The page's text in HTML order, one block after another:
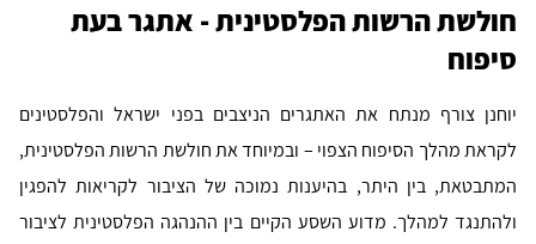
חולשת הרשות הפלסטינית - אתגר בעת
סיפוח
יוחנן צורף מנתח את האתגרים הניצבים בפני ישראל והפלסטינים
לקראת מהלך הסיפוח הצפוי – ובמיוחד את חולשת הרשות הפלסטינית,
המתבטאת, בין היתר, בהיענות נמוכה של הציבור לקריאות להפגין
ולהתנגד למהלך. מדוע השסע הקיים בין ההנהגה הפלסטינית לציבור